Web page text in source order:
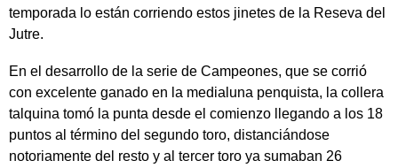
temporada lo están corriendo estos jinetes de la Reseva del
Jutre.
En el desarrollo de la serie de Campeones, que se corrió
con excelente ganado en la medialuna penquista, la collera
talquina tomó la punta desde el comienzo llegando a los 18
puntos al término del segundo toro, distanciándose
notoriamente del resto y al tercer toro ya sumaban 26